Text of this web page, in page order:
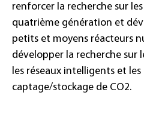
renforcer la recherche sur
quatrième génération et
petits et moyens réacteurs
développer la recherche sur
les réseaux intelligents et
captage/stockage de CO2.